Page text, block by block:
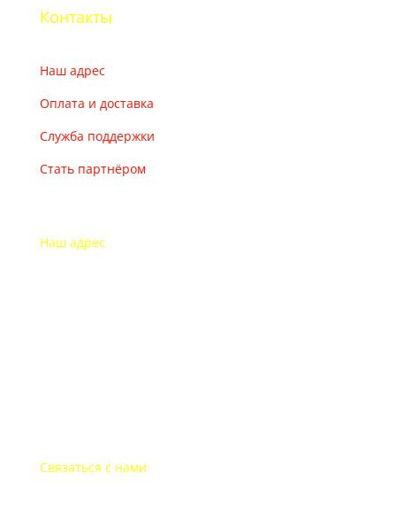
Контакты
Наш адрес
Оплата и доставка
Служба поддержки
Стать партнёром
Наш адрес
Связаться с нами